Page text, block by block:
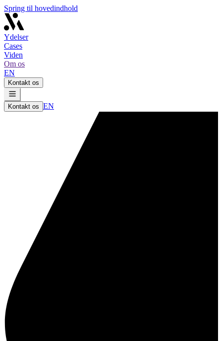
Spring til hovedindhold
Ydelser
Cases
Viden
Om os
EN
Kontakt os
Kontakt os EN